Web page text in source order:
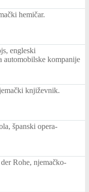
hemičar.
engleski
automobilske kompanije
književnik.
španski opera-
Rohe, njemačko-